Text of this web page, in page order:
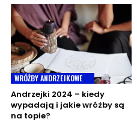
WRÓŻBY ANDRZEJKOWE
Andrzejki 2024 – kiedy
wypadają i jakie wróżby są
na topie?